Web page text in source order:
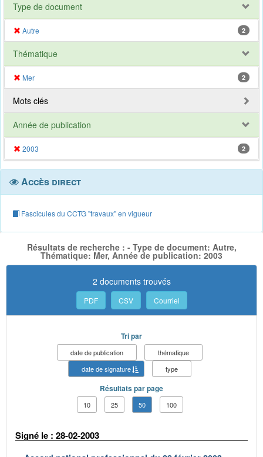
Type de document
Autre 2
Thématique
Mer 2
Mots clés
Année de publication
2003 2
Accès direct
Fascicules du CCTG "travaux" en vigueur
Résultats de recherche : - Type de document: Autre,
Thématique: Mer, Année de publication: 2003
2 documents trouvés
PDF CSV Courriel
Tri par
date de publication
thématique
date de signature
type
Résultats par page
10 25 50 100
Signé le : 28-02-2003